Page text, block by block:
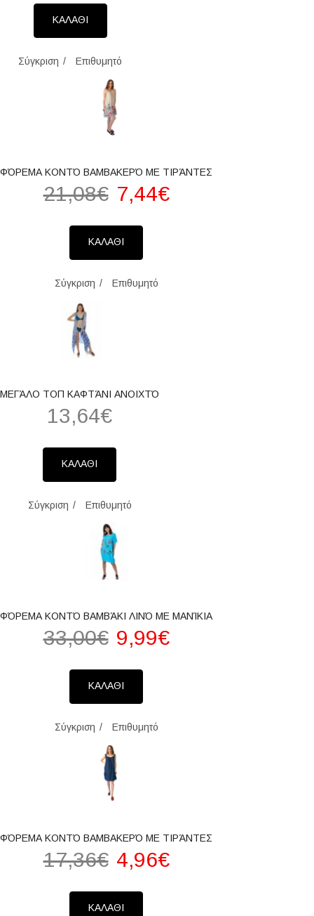
ΚΑΛΑΘΙ
Σύγκριση Επιθυμητό
ΦΌΡΕΜΑ ΚΟΝΤΌ ΒΑΜΒΑΚΕΡΌ ΜΕ ΤΙΡΆΝΤΕΣ
21,08€ 7,44€
ΚΑΛΑΘΙ
Σύγκριση Επιθυμητό
ΜΕΓΆΛΟ ΤΟΠ ΚΑΦΤΆΝΙ ΑΝΟΙΧΤΌ
13,64€
ΚΑΛΑΘΙ
Σύγκριση Επιθυμητό
ΦΌΡΕΜΑ ΚΟΝΤΌ ΒΑΜΒΆΚΙ ΛΙΝΌ ΜΕ ΜΑΝΊΚΙΑ
33,00€ 9,99€
ΚΑΛΑΘΙ
Σύγκριση Επιθυμητό
ΦΌΡΕΜΑ ΚΟΝΤΌ ΒΑΜΒΑΚΕΡΌ ΜΕ ΤΙΡΆΝΤΕΣ
17,36€ 4,96€
ΚΑΛΑΘΙ